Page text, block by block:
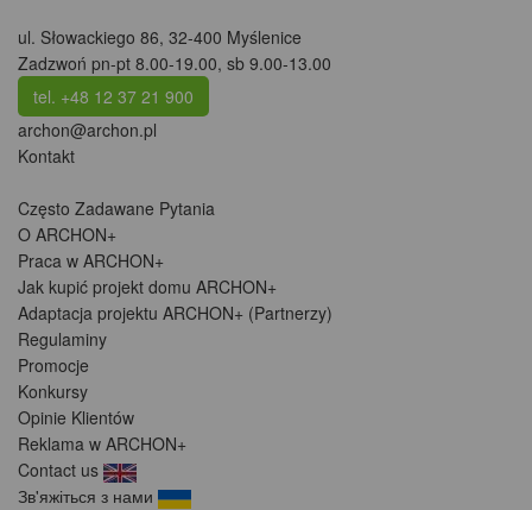
ul. Słowackiego 86, 32-400 Myślenice
Zadzwoń pn-pt 8.00-19.00, sb 9.00-13.00
tel. +48 12 37 21 900
archon@archon.pl
Kontakt
Często Zadawane Pytania
O ARCHON+
Praca w ARCHON+
Jak kupić projekt domu ARCHON+
Adaptacja projektu ARCHON+ (Partnerzy)
Regulaminy
Promocje
Konkursy
Opinie Klientów
Reklama w ARCHON+
Contact us
Зв'яжіться з нами